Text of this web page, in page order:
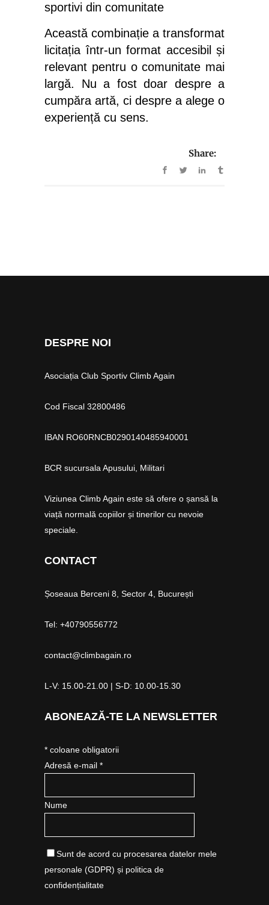
sportivi din comunitate
Această combinație a transformat
licitația într-un format accesibil și
relevant pentru o comunitate mai
largă. Nu a fost doar despre a
cumpăra artă, ci despre a alege o
experiență cu sens.
Share:
DESPRE NOI
Asociația Club Sportiv Climb Again
Cod Fiscal 32800486
IBAN RO60RNCB0290140485940001
BCR sucursala Apusului, Militari
Viziunea Climb Again este să ofere o șansă la
viață normală copiilor și tinerilor cu nevoie
speciale.
CONTACT
Șoseaua Berceni 8, Sector 4, București
Tel: +40790556772
contact@climbagain.ro
L-V: 15.00-21.00 | S-D: 10.00-15.30
ABONEAZĂ-TE LA NEWSLETTER
* coloane obligatorii
Adresă e-mail *
Nume
Sunt de acord cu procesarea datelor mele
personale (GDPR) și politica de
confidențialitate